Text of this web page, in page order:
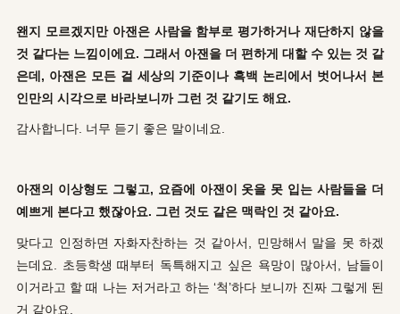
왠지 모르겠지만 아잰은 사람을 함부로 평가하거나 재단하지 않을
것 같다는 느낌이에요. 그래서 아잰을 더 편하게 대할 수 있는 것 같
은데, 아잰은 모든 걸 세상의 기준이나 흑백 논리에서 벗어나서 본
인만의 시각으로 바라보니까 그런 것 같기도 해요.
감사합니다. 너무 듣기 좋은 말이네요.
아잰의 이상형도 그렇고, 요즘에 아잰이 옷을 못 입는 사람들을 더
예쁘게 본다고 했잖아요. 그런 것도 같은 맥락인 것 같아요.
맞다고 인정하면 자화자찬하는 것 같아서, 민망해서 말을 못 하겠
는데요. 초등학생 때부터 독특해지고 싶은 욕망이 많아서, 남들이
이거라고 할 때 나는 저거라고 하는 ‘척’하다 보니까 진짜 그렇게 된
거 같아요.